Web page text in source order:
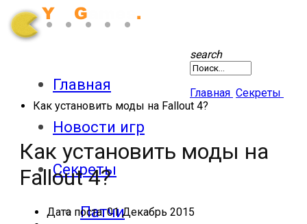
Главная
Новости игр
Секреты
Патчи
search
Главная Секреты
Как установить моды на Fallout 4?
Как установить моды на
Fallout 4?
Дата поста:01 Декабрь 2015